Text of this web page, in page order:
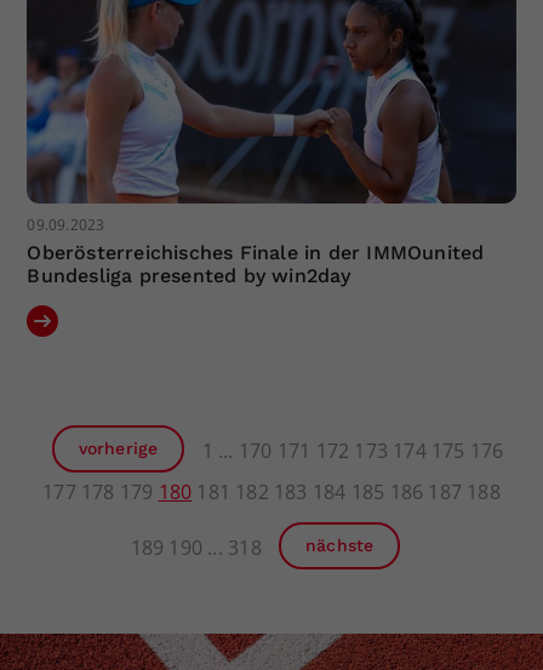
09.09.2023
Oberösterreichisches Finale in der IMMOunited
Bundesliga presented by win2day
vorherige 1 170 171 172 173 174 175 176
177 178 179 180 181 182 183 184 185 186 187 188
189 190 318 nächste